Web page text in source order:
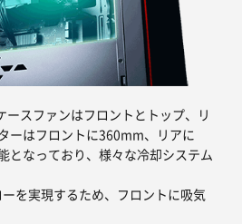
スファンはフロントとトップ、リ
ーはフロントに360mm、リアに
となっており、様々な冷却システム
を実現するため、フロントに吸気